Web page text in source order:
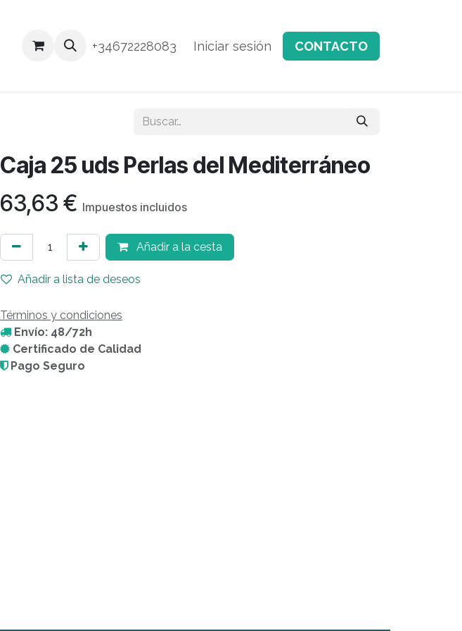
Inicio Tienda Blog
+34672228083 Iniciar sesión CONTACTO
Caja 25 uds Perlas del Mediterráneo
63,63 € Impuestos incluidos
Añadir a la cesta
Añadir a lista de deseos
Términos y condiciones
Envío: 48/72h
Certificado de Calidad
Pago Seguro